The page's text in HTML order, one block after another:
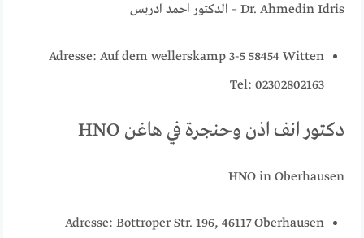
Dr. Ahmedin Idris – الدكتور احمد ادريس
Adresse: Auf dem wellerskamp 3-5 58454 Witten
Tel: 02302802163
دكتور انف اذن وحنجرة في هاغن HNO
HNO in Oberhausen
Adresse: Bottroper Str. 196, 46117 Oberhausen